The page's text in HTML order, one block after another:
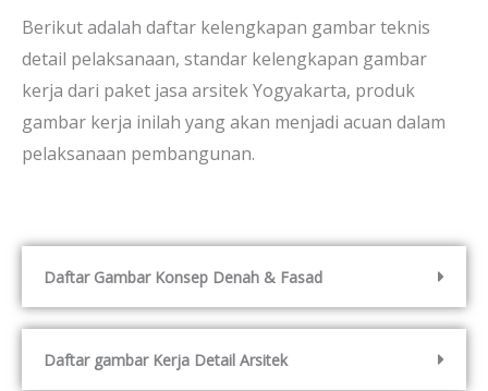
Berikut adalah daftar kelengkapan gambar teknis
detail pelaksanaan, standar kelengkapan gambar
kerja dari paket jasa arsitek Yogyakarta, produk
gambar kerja inilah yang akan menjadi acuan dalam
pelaksanaan pembangunan.
Daftar Gambar Konsep Denah & Fasad
Daftar gambar Kerja Detail Arsitek